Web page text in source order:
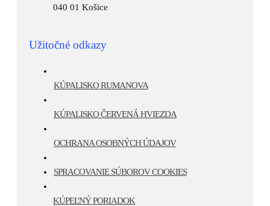
040 01 Košice
Užitočné odkazy
KÚPALISKO RUMANOVA
KÚPALISKO ČERVENÁ HVIEZDA
OCHRANA OSOBNÝCH ÚDAJOV
SPRACOVANIE SÚBOROV COOKIES
KÚPEĽNÝ PORIADOK